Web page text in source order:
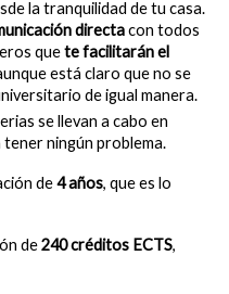
la tranquilidad de tu casa.
directacon todos
quete facilitarán el
está claro que no se
de igual manera.
se llevan a cabo en
tener ningún problema.
de4 años, que es lo
de240 créditos ECTS,